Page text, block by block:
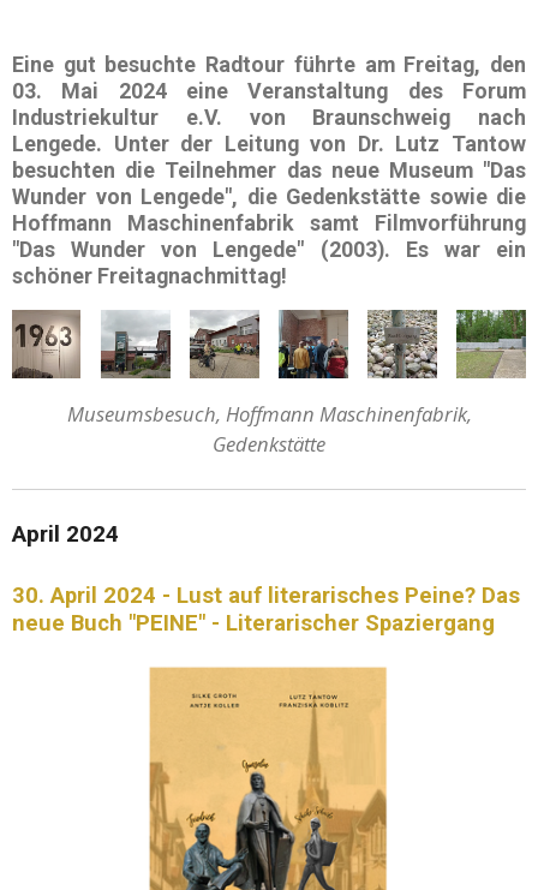
Eine gut besuchte Radtour führte am Freitag, den
03. Mai 2024eine Veranstaltung des Forum
Industriekultur e.V. von Braunschweig nach
Lengede. Unter der Leitung von Dr. Lutz Tantow
besuchten die Teilnehmer das neue Museum "Das
Wunder von Lengede", die Gedenkstätte sowie die
Hoffmann Maschinenfabrik samt Filmvorführung
"Das Wunder von Lengede" (2003). Es war ein
schöner Freitagnachmittag!
Museumsbesuch, Hoffmann Maschinenfabrik,
Gedenkstätte
April 2024
30. April 2024 - Lust auf literarisches Peine? Das
neue Buch "PEINE" - Literarischer Spaziergang